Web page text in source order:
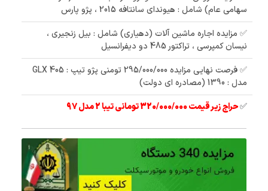
سهامی عام) شامل : هیوندای سانتافه 2015 ، پژو پارس
✅ مزایده اجاره ماشین آلات (دهیاری) شامل : بیل زنجیری ،
نیسان کمپرسی ، تراکتور 485 دو دیفرانسیل
✅ فرصت نهایی مزایده 295/000/000 تومنی پژو تیپ : 405 GLX
مدل : 1390 (مصادره ای دولت)
✅حراج زیر قیمت 320/000/000 تومانی تیبا 2 مدل 97